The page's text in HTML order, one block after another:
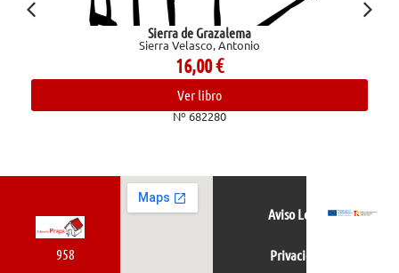
Sierra de Grazalema
Sierra Velasco, Antonio
16,00€
Ver libro
Nº 682280
958
Aviso Legal
Privacidad